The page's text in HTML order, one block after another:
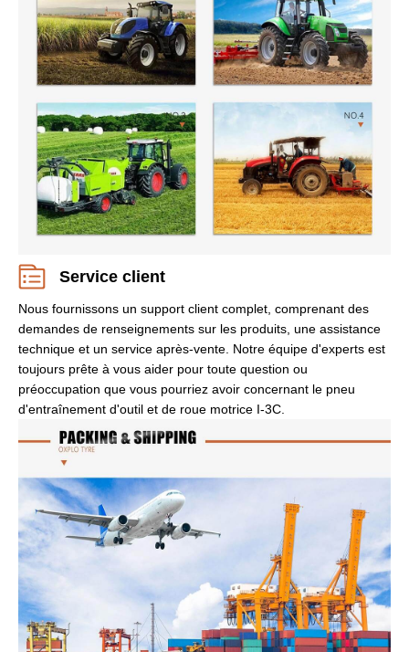
Service client
Nous fournissons un support client complet, comprenant des
demandes de renseignements sur les produits, une assistance
technique et un service après-vente. Notre équipe d'experts est
toujours prête à vous aider pour toute question ou
préoccupation que vous pourriez avoir concernant le pneu
d'entraînement d'outil et de roue motrice I-3C.